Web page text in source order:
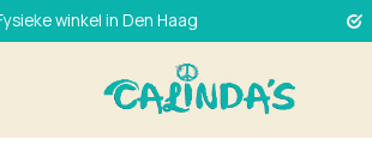
winkel in Den Haag